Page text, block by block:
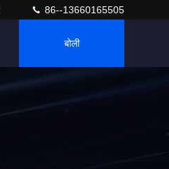
86--13660165505
बोली